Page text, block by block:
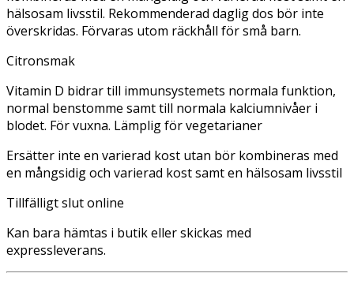
hälsosam livsstil. Rekommenderad daglig dos bör inte
överskridas. Förvaras utom räckhåll för små barn.
Citronsmak
Vitamin D bidrar till immunsystemets normala funktion,
normal benstomme samt till normala kalciumnivåer i
blodet. För vuxna. Lämplig för vegetarianer
Ersätter inte en varierad kost utan bör kombineras med
en mångsidig och varierad kost samt en hälsosam livsstil
Tillfälligt slut online
Kan bara hämtas i butik eller skickas med
expressleverans.